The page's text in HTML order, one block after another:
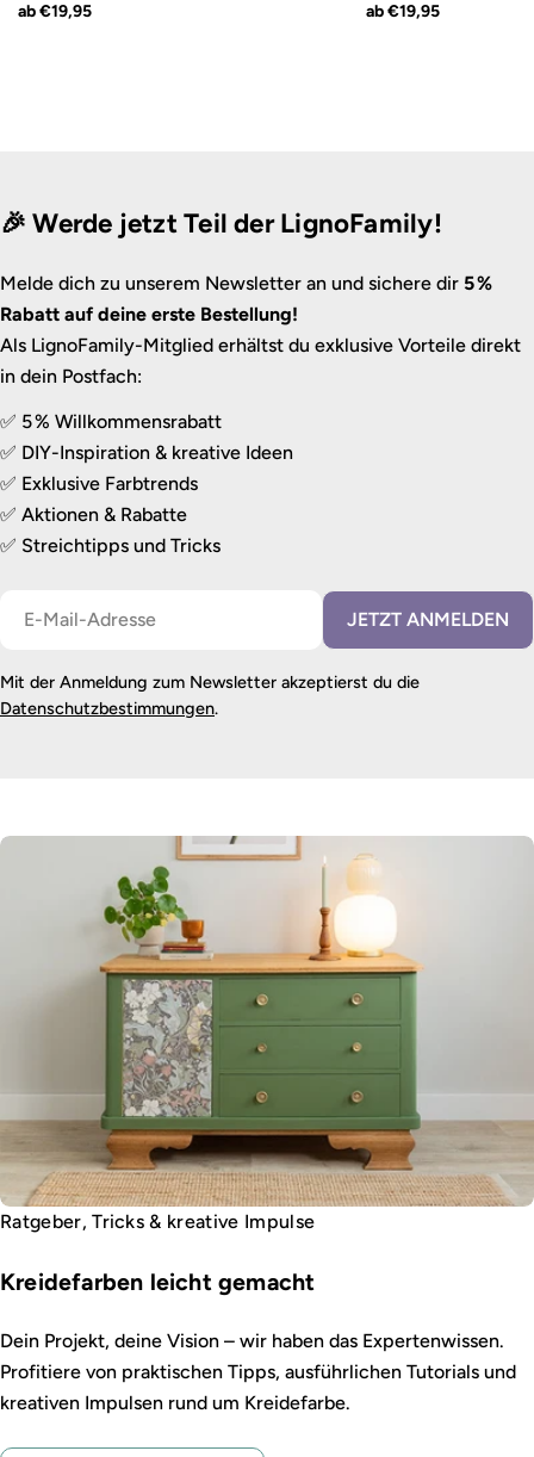
ab €19,95 ab €19,95
🎉 Werde jetzt Teil der LignoFamily!
Melde dich zu unserem Newsletter an und sichere dir 5 %
Rabatt auf deine erste Bestellung!
Als LignoFamily-Mitglied erhältst du exklusive Vorteile direkt
in dein Postfach:
✅ 5 % Willkommensrabatt
✅ DIY-Inspiration & kreative Ideen
✅ Exklusive Farbtrends
✅ Aktionen & Rabatte
✅ Streichtipps und Tricks
JETZT ANMELDEN
Mit der Anmeldung zum Newsletter akzeptierst du die
Datenschutzbestimmungen.
Ratgeber, Tricks & kreative Impulse
Kreidefarben leicht gemacht
Dein Projekt, deine Vision – wir haben das Expertenwissen.
Profitiere von praktischen Tipps, ausführlichen Tutorials und
kreativen Impulsen rund um Kreidefarbe.